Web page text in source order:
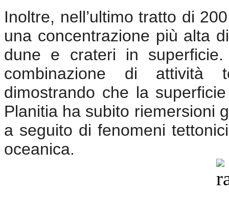
Inoltre, nell’ultimo tratto di
una concentrazione più alta
dune e crateri in
combinazione di attività
dimostrando che la
Planitia ha subito riemersioni
a seguito di fenomeni
oceanica.